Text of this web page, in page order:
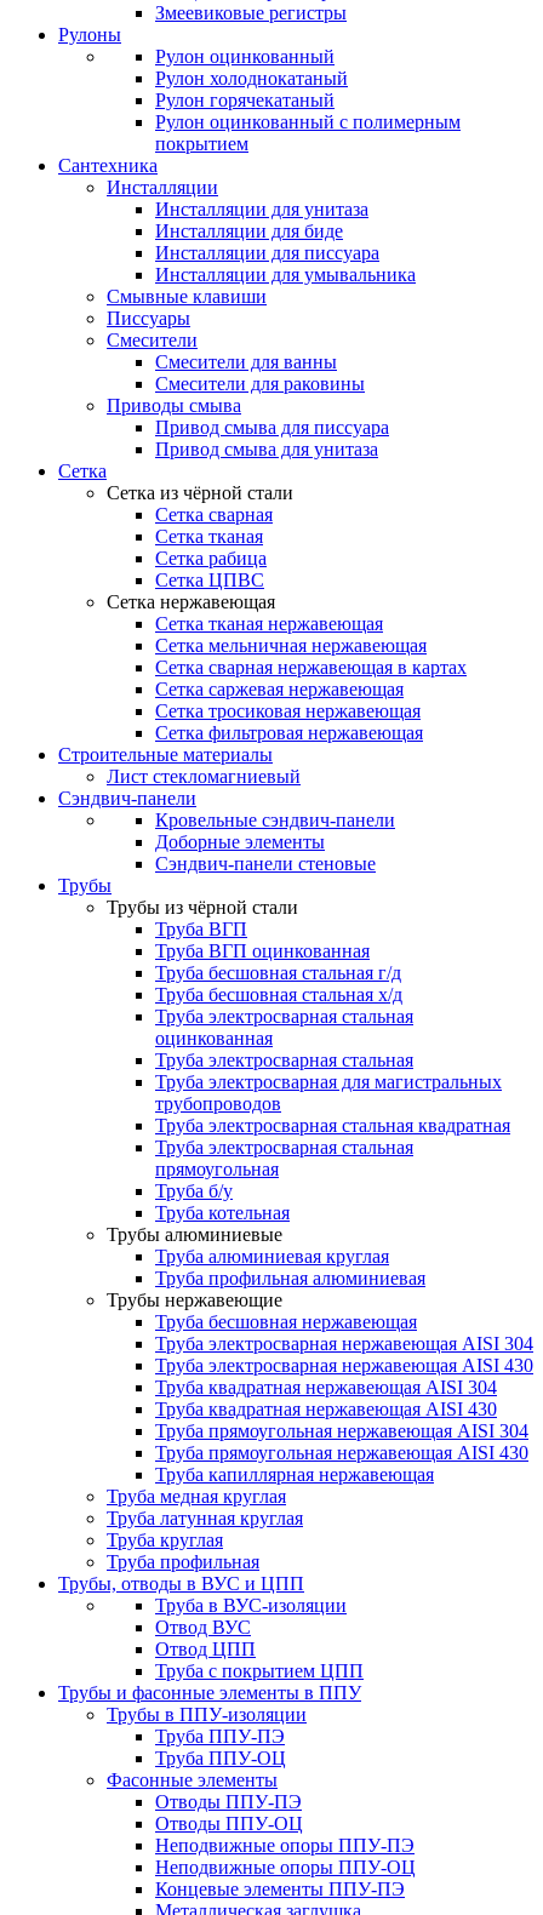
Змеевиковые регистры
Рулоны
Рулон оцинкованный
Рулон холоднокатаный
Рулон горячекатаный
Рулон оцинкованный с полимерным
покрытием
Сантехника
Инсталляции
Инсталляции для унитаза
Инсталляции для биде
Инсталляции для писсуара
Инсталляции для умывальника
Смывные клавиши
Писсуары
Смесители
Смесители для ванны
Смесители для раковины
Приводы смыва
Привод смыва для писсуара
Привод смыва для унитаза
Сетка
Сетка из чёрной стали
Сетка сварная
Сетка тканая
Сетка рабица
Сетка ЦПВС
Сетка нержавеющая
Сетка тканая нержавеющая
Сетка мельничная нержавеющая
Сетка сварная нержавеющая в картах
Сетка саржевая нержавеющая
Сетка тросиковая нержавеющая
Сетка фильтровая нержавеющая
Строительные материалы
Лист стекломагниевый
Сэндвич-панели
Кровельные сэндвич-панели
Доборные элементы
Сэндвич-панели стеновые
Трубы
Трубы из чёрной стали
Труба ВГП
Труба ВГП оцинкованная
Труба бесшовная стальная г/д
Труба бесшовная стальная х/д
Труба электросварная стальная
оцинкованная
Труба электросварная стальная
Труба электросварная для магистральных
трубопроводов
Труба электросварная стальная квадратная
Труба электросварная стальная
прямоугольная
Труба б/у
Труба котельная
Трубы алюминиевые
Труба алюминиевая круглая
Труба профильная алюминиевая
Трубы нержавеющие
Труба бесшовная нержавеющая
Труба электросварная нержавеющая AISI 304
Труба электросварная нержавеющая AISI 430
Труба квадратная нержавеющая AISI 304
Труба квадратная нержавеющая AISI 430
Труба прямоугольная нержавеющая AISI 304
Труба прямоугольная нержавеющая AISI 430
Труба капиллярная нержавеющая
Труба медная круглая
Труба латунная круглая
Труба круглая
Труба профильная
Трубы, отводы в ВУС и ЦПП
Труба в ВУС-изоляции
Отвод ВУС
Отвод ЦПП
Труба с покрытием ЦПП
Трубы и фасонные элементы в ППУ
Трубы в ППУ-изоляции
Труба ППУ-ПЭ
Труба ППУ-ОЦ
Фасонные элементы
Отводы ППУ-ПЭ
Отводы ППУ-ОЦ
Неподвижные опоры ППУ-ПЭ
Неподвижные опоры ППУ-ОЦ
Концевые элементы ППУ-ПЭ
Металлическая заглушка